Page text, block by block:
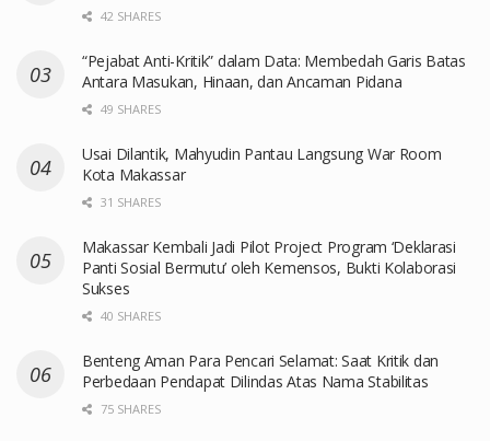
42 SHARES
“Pejabat Anti-Kritik” dalam Data: Membedah Garis Batas
Antara Masukan, Hinaan, dan Ancaman Pidana
49 SHARES
Usai Dilantik, Mahyudin Pantau Langsung War Room
Kota Makassar
31 SHARES
Makassar Kembali Jadi Pilot Project Program ‘Deklarasi
Panti Sosial Bermutu’ oleh Kemensos, Bukti Kolaborasi
Sukses
40 SHARES
Benteng Aman Para Pencari Selamat: Saat Kritik dan
Perbedaan Pendapat Dilindas Atas Nama Stabilitas
75 SHARES